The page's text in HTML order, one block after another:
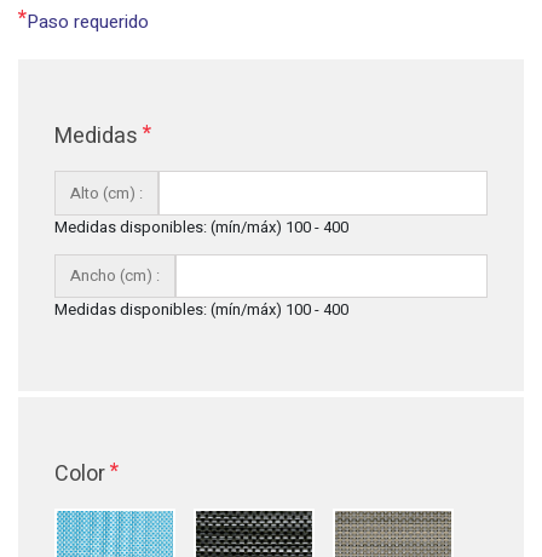
*Paso requerido
Medidas *
Alto (cm) :
Medidas disponibles: (mín/máx) 100 - 400
Ancho (cm) :
Medidas disponibles: (mín/máx) 100 - 400
Color*